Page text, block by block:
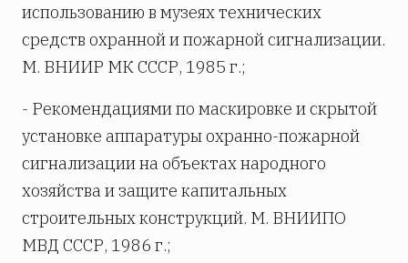
использованию в музеях технических
средств охранной и пожарной сигнализации.
М. ВНИИР МК СССР, 1985 г.;
- Рекомендациями по маскировке и скрытой
установке аппаратуры охранно-пожарной
сигнализации на объектах народного
хозяйства и защите капитальных
строительных конструкций. М. ВНИИПО
МВД СССР, 1986 г.;